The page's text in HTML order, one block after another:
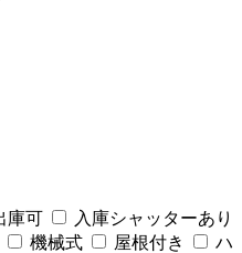
庫可
入庫シャッターあり
機械式 屋根付き
ハ